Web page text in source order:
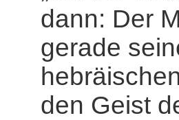
dann: Der
gerade
den Geist